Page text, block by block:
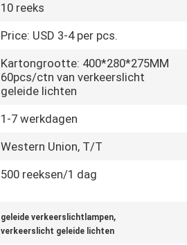
10 reeks
Price: USD 3-4 per pcs.
Kartongrootte: 400*280*275MM
60pcs/ctn van verkeerslicht
geleide lichten
1-7 werkdagen
Western Union, T/T
500 reeksen/1 dag
geleide verkeerslichtlampen,
verkeerslicht geleide lichten